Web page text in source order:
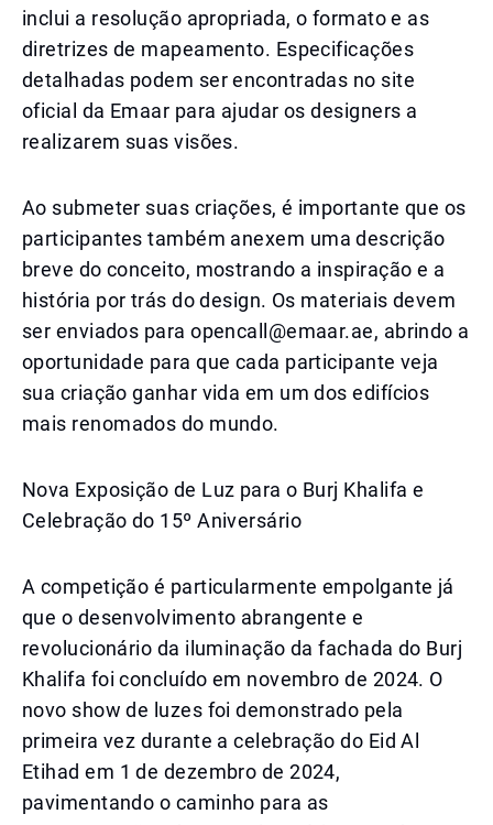
inclui a resolução apropriada, o formato e as
diretrizes de mapeamento. Especificações
detalhadas podem ser encontradas no site
oficial da Emaar para ajudar os designers a
realizarem suas visões.
Ao submeter suas criações, é importante que os
participantes também anexem uma descrição
breve do conceito, mostrando a inspiração e a
história por trás do design. Os materiais devem
ser enviados para opencall@emaar.ae, abrindo a
oportunidade para que cada participante veja
sua criação ganhar vida em um dos edifícios
mais renomados do mundo.
Nova Exposição de Luz para o Burj Khalifa e
Celebração do 15º Aniversário
A competição é particularmente empolgante já
que o desenvolvimento abrangente e
revolucionário da iluminação da fachada do Burj
Khalifa foi concluído em novembro de 2024. O
novo show de luzes foi demonstrado pela
primeira vez durante a celebração do Eid Al
Etihad em 1 de dezembro de 2024,
pavimentando o caminho para as